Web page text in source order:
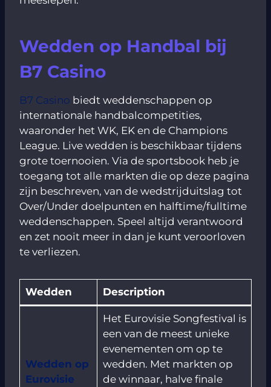
Wedden op Handbal bij
B7 Casino
B7 Casino biedt weddenschappen op
internationale handbalcompetities,
waaronder het WK, EK en de Champions
League. Live wedden is beschikbaar tijdens
grote toernooien. Via de sportsbook heb je
toegang tot alle markten die op deze pagina
zijn beschreven, van de wedstrijduitslag tot
Over/Under doelpunten en halftime/fulltime
weddenschappen. Speel altijd verantwoord
en zet nooit meer in dan je kunt veroorloven
te verliezen.
Wedden Description
Wedden op
Eurovisie
Het Eurovisie Songfestival is
een van de meest unieke
evenementen om op te
wedden. Met markten op
de winnaar, halve finale